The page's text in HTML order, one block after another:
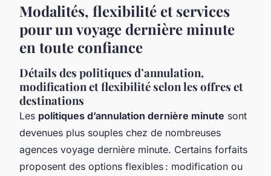
Modalités, flexibilité et services
pour un voyage dernière minute
en toute confiance
Détails des politiques d’annulation,
modification et flexibilité selon les offres et
destinations
Les politiques d’annulation dernière minute sont
devenues plus souples chez de nombreuses
agences voyage dernière minute. Certains forfaits
proposent des options flexibles : modification ou